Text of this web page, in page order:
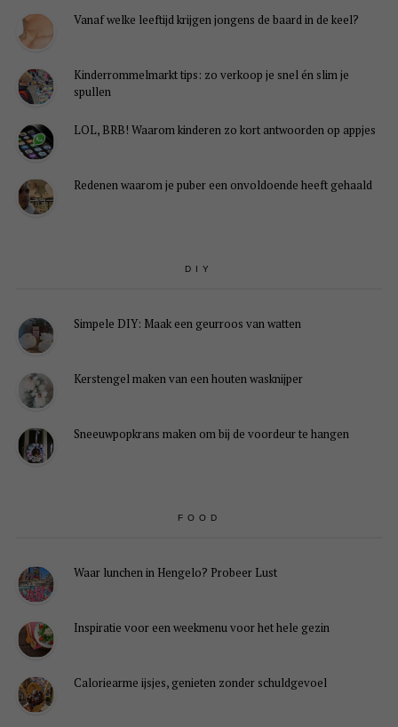
Vanaf welke leeftijd krijgen jongens de baard in de keel?
Kinderrommelmarkt tips: zo verkoop je snel én slim je
spullen
LOL, BRB! Waarom kinderen zo kort antwoorden op appjes
Redenen waarom je puber een onvoldoende heeft gehaald
DIY
Simpele DIY: Maak een geurroos van watten
Kerstengel maken van een houten wasknijper
Sneeuwpopkrans maken om bij de voordeur te hangen
FOOD
Waar lunchen in Hengelo? Probeer Lust
Inspiratie voor een weekmenu voor het hele gezin
Caloriearme ijsjes, genieten zonder schuldgevoel